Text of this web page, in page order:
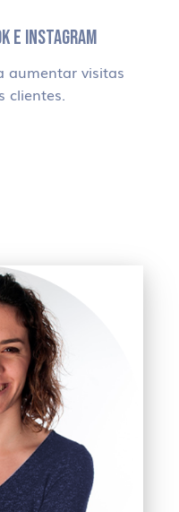
E INSTAGRAM
aumentar visitas
clientes.